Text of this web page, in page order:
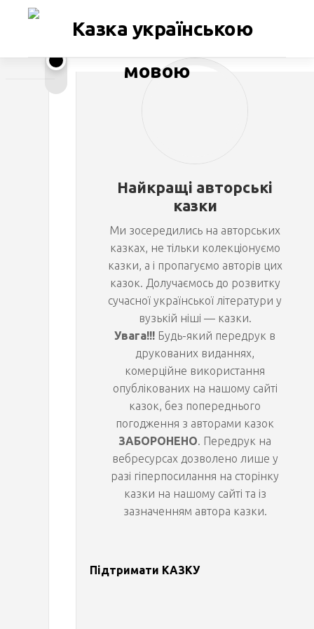
Перейти
л
ь
в
і
р
у
с
і
в
К
Найкращі авторські
казки
Ми зосередились на авторських
казках, не тільки колекціонуємо
казки, а і пропагуємо авторів цих
казок. Долучаємось до розвитку
сучасної української літератури у
вузькій ніші — казки.
Увага!!! Будь-який передрук в
друкованих виданнях,
комерційне використання
опублікованих на нашому сайті
казок, без попереднього
погодження з авторами казок
ЗАБОРОНЕНО. Передрук на
вебресурсах дозволено лише у
разі гіперпосилання на сторінку
казки на нашому сайті та із
зазначенням автора казки.
Підтримати КАЗКУ